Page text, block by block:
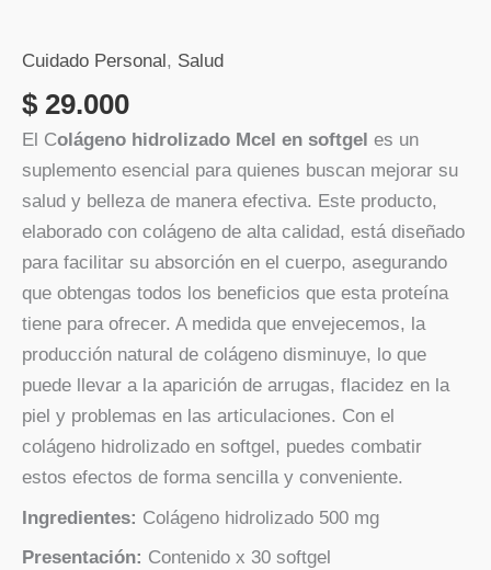
Cuidado Personal , Salud
$ 29.000
El Colágeno hidrolizado Mcel en softgel es un
suplemento esencial para quienes buscan mejorar su
salud y belleza de manera efectiva. Este producto,
elaborado con colágeno de alta calidad, está diseñado
para facilitar su absorción en el cuerpo, asegurando
que obtengas todos los beneficios que esta proteína
tiene para ofrecer. A medida que envejecemos, la
producción natural de colágeno disminuye, lo que
puede llevar a la aparición de arrugas, flacidez en la
piel y problemas en las articulaciones. Con el
colágeno hidrolizado en softgel, puedes combatir
estos efectos de forma sencilla y conveniente.
Ingredientes: Colágeno hidrolizado 500 mg
Presentación: Contenido x 30 softgel